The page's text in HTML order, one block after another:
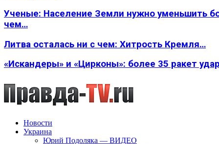
Ученые: Население Земли нужно уменьшить
чем…
Литва осталась ни с чем: Хитрость Кремля…
«Искандеры» и «Цирконы»: более 35 ракет
Новости
Украина
Юрий Подоляка — ВИДЕО